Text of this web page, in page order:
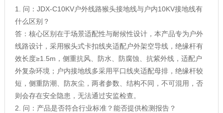
1. 问：JDX-C10KV户外线路猴头接地线与户内10KV接地线有
什么区别？
答：核心区别在于场景适配性与耐候性设计，本产品专为户外
线路设计，采用猴头式卡扣线夹适配户外架空导线，绝缘杆有
效长度≥1.5m，侧重抗风、防水、防腐蚀、抗紫外线，适配户
外复杂环境；户内接地线多采用平口线夹适配母排，绝缘杆较
短，侧重防潮、防灰尘，两者参数、结构不同，不可混用，否
则会存在安全隐患，无法通过安监检查。
2. 问：产品是否符合行业标准？能否提供检测报告？